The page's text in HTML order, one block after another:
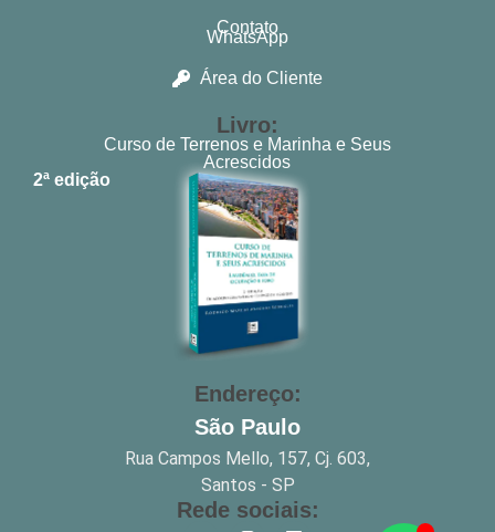
Contato
WhatsApp
Área do Cliente
Livro:
Curso de Terrenos e Marinha e Seus
Acrescidos
2ª edição
Endereço:
São Paulo
Rua Campos Mello, 157, Cj. 603,
Santos - SP
Rede sociais: